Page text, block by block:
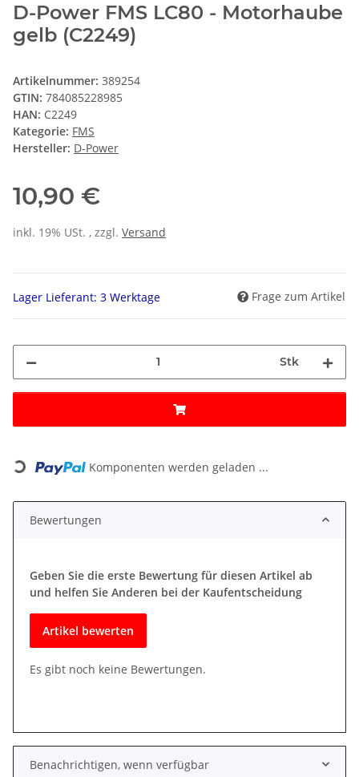
D-Power FMS LC80 - Motorhaube
gelb (C2249)
Artikelnummer: 389254
GTIN: 784085228985
HAN: C2249
Kategorie: FMS
Hersteller: D-Power
10,90 €
inkl. 19% USt. , zzgl. Versand
Lager Lieferant: 3 Werktage Frage zum Artikel
Stk
Loading... Komponenten werden geladen ...
Bewertungen
Geben Sie die erste Bewertung für diesen Artikel ab
und helfen Sie Anderen bei der Kaufentscheidung
Artikel bewerten
Es gibt noch keine Bewertungen.
Benachrichtigen, wenn verfügbar